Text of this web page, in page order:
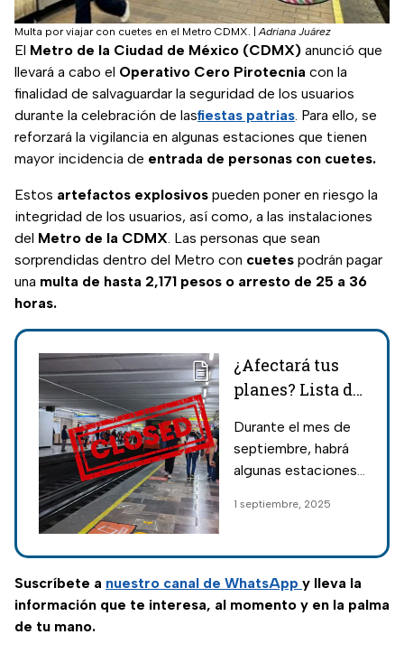
Multa por viajar con cuetes en el Metro CDMX. |Adriana Juárez
El Metro de la Ciudad de México (CDMX) anunció que
llevará a cabo el Operativo Cero Pirotecnia con la
finalidad de salvaguardar la seguridad de los usuarios
durante la celebración de lasfiestas patrias. Para ello, se
reforzará la vigilancia en algunas estaciones que tienen
mayor incidencia de entrada de personas con cuetes.
Estos artefactos explosivos pueden poner en riesgo la
integridad de los usuarios, así como, a las instalaciones
del Metro de la CDMX. Las personas que sean
sorprendidas dentro del Metro con cuetes podrán pagar
una multa de hasta 2,171 pesos o arresto de 25 a 36
horas.
¿Afectará tus
planes? Lista de
del Metro CDMX
que estarán
septiembre
Durante el mes de
septiembre, habrá
algunas estaciones
que permanecerán
los trabajos de
reparación que
realiza el gobierno.
1 septiembre, 2025
Suscríbete a nuestro canal de WhatsApp y lleva la
información que te interesa, al momento y en la palma
de tu mano.